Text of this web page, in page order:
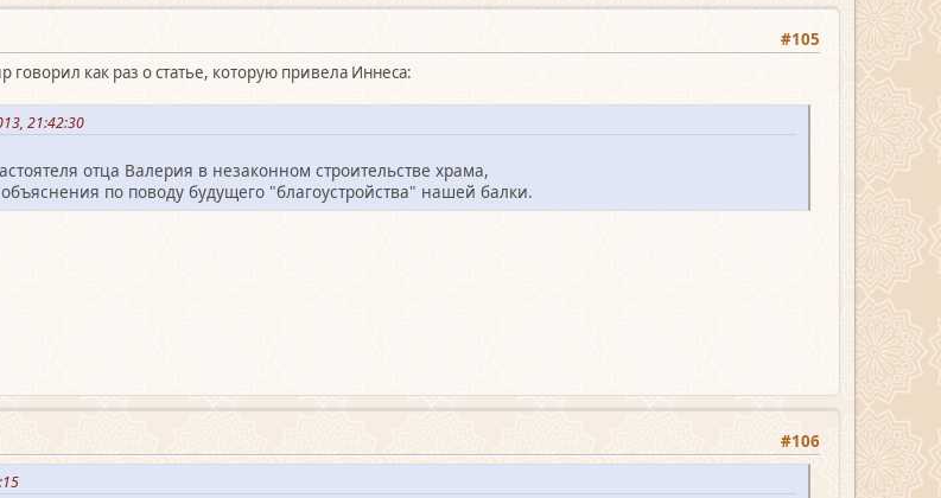
#105
как раз о статье, которую привела Иннеса:
21:42:30
отца Валерия в незаконном строительстве храма,
по поводу будущего "благоустройства" нашей балки.
#106